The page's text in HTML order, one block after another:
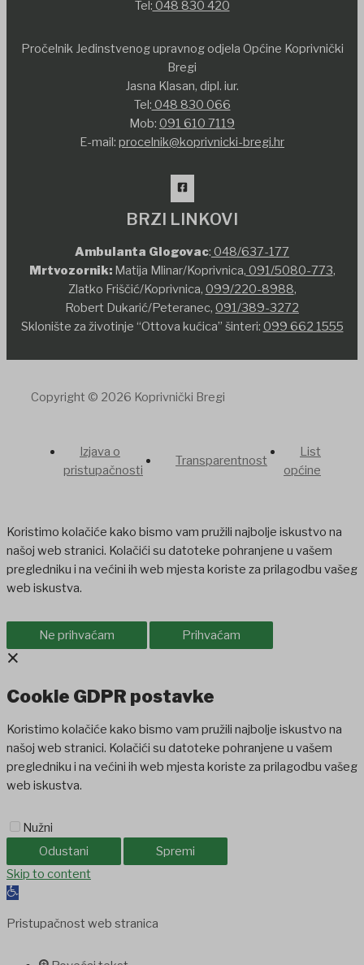
Tel: 048 830 420
Pročelnik Jedinstvenog upravnog odjela Općine Koprivnički
Bregi
Jasna Klasan, dipl. iur.
Tel: 048 830 066
Mob: 091 610 7119
E-mail: procelnik@koprivnicki-bregi.hr
BRZI LINKOVI
Ambulanta Glogovac: 048/637-177
Mrtvozornik:Matija Mlinar/Koprivnica, 091/5080-773,
Zlatko Friščić/Koprivnica, 099/220-8988,
Robert Dukarić/Peteranec, 091/389-3272
Sklonište za životinje “Ottova kućica” šinteri: 099 662 1555
Copyright © 2026 Koprivnički Bregi
Izjava o
pristupačnosti
Transparentnost
List
općine
Koristimo kolačiće kako bismo vam pružili najbolje iskustvo na
našoj web stranici. Kolačići su datoteke pohranjene u vašem
pregledniku i na većini ih web mjesta koriste za prilagodbu vašeg
web iskustva.
Ne prihvaćam Prihvaćam
×
Cookie GDPR postavke
Koristimo kolačiće kako bismo vam pružili najbolje iskustvo na
našoj web stranici. Kolačići su datoteke pohranjene u vašem
pregledniku i na većini ih web mjesta koriste za prilagodbu vašeg
web iskustva.
Nužni
Odustani
Spremi
jojobetholiganbet
Skip to content
Open
Pristupačnost web stranica